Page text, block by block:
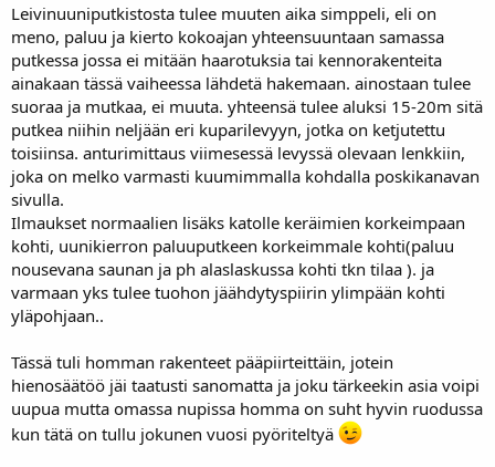
Leivinuuniputkistosta tulee muuten aika simppeli, eli on
meno, paluu ja kierto kokoajan yhteensuuntaan samassa
putkessa jossa ei mitään haarotuksia tai kennorakenteita
ainakaan tässä vaiheessa lähdetä hakemaan. ainostaan tulee
suoraa ja mutkaa, ei muuta. yhteensä tulee aluksi 15-20m sitä
putkea niihin neljään eri kuparilevyyn, jotka on ketjutettu
toisiinsa. anturimittaus viimesessä levyssä olevaan lenkkiin,
joka on melko varmasti kuumimmalla kohdalla poskikanavan
sivulla.
Ilmaukset normaalien lisäks katolle keräimien korkeimpaan
kohti, uunikierron paluuputkeen korkeimmale kohti(paluu
nousevana saunan ja ph alaslaskussa kohti tkn tilaa ). ja
varmaan yks tulee tuohon jäähdytyspiirin ylimpään kohti
yläpohjaan..
Tässä tuli homman rakenteet pääpiirteittäin, jotein
hienosäätöö jäi taatusti sanomatta ja joku tärkeekin asia voipi
uupua mutta omassa nupissa homma on suht hyvin ruodussa
kun tätä on tullu jokunen vuosi pyöriteltyä